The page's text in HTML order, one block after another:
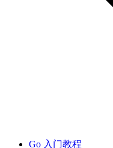
Go 入门教程